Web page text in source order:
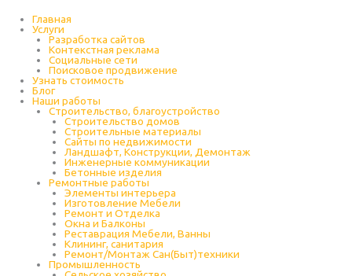
Главная
Услуги
Разработка сайтов
Контекстная реклама
Социальные сети
Поисковое продвижение
Узнать стоимость
Блог
Наши работы
Строительство, благоустройство
Строительство домов
Строительные материалы
Сайты по недвижимости
Ландшафт, Конструкции, Демонтаж
Инженерные коммуникации
Бетонные изделия
Ремонтные работы
Элементы интерьера
Изготовление Мебели
Ремонт и Отделка
Окна и Балконы
Реставрация Мебели, Ванны
Клининг, санитария
Ремонт/Монтаж Сан(Быт)техники
Промышленность